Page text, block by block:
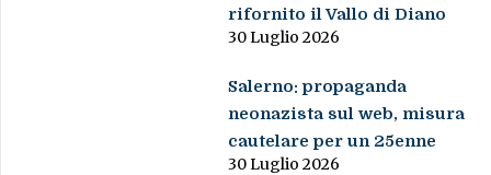
rifornito il Vallo di Diano
30 Luglio 2026
Salerno: propaganda
neonazista sul web, misura
cautelare per un 25enne
30 Luglio 2026